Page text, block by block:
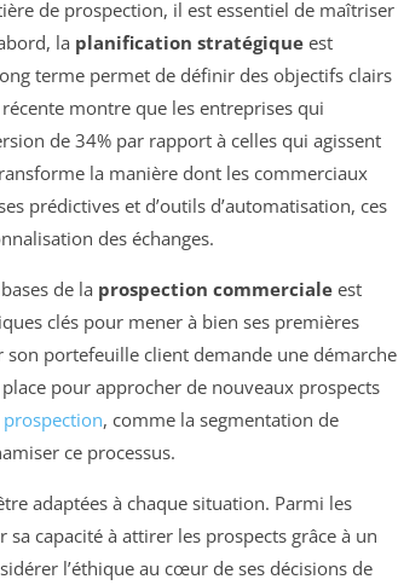
de prospection, il est essentiel de maîtriser
la planification stratégique est
terme permet de définir des objectifs clairs
montre que les entreprises qui
de 34% par rapport à celles qui agissent
la manière dont les commerciaux
prédictives et d’outils d’automatisation, ces
des échanges.
de la prospection commerciale est
clés pour mener à bien ses premières
portefeuille client demande une démarche
pour approcher de nouveaux prospects
prospection, comme la segmentation de
ce processus.
adaptées à chaque situation. Parmi les
capacité à attirer les prospects grâce à un
l’éthique au cœur de ses décisions de